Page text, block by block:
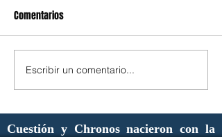
Comentarios
Escribir un comentario...
Cuestión y Chronos nacieron con la